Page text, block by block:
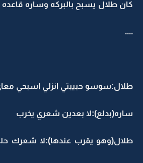
كان طلال يسبح بالبركه وساره قاعده
....
طلال:سوسو حبيبتي انزلي اسبحي
ساره(بدلع):لا بعدين شعري يخرب
طلال(وهو يقرب عندها):لا شعرك